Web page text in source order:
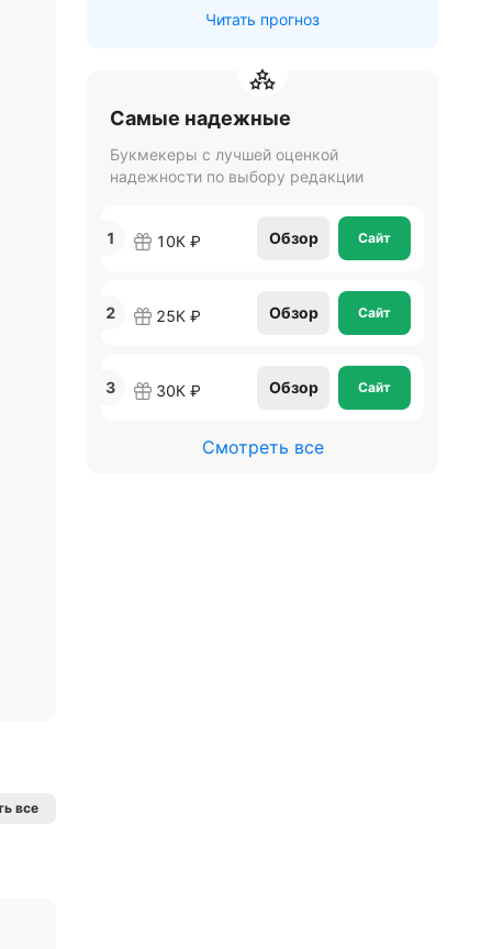
все
Читать прогноз
Самые надежные
Букмекеры с лучшей оценкой
надежности по выбору редакции
1 10К ₽ Обзор Сайт
2 25К ₽ Обзор Сайт
3 30К ₽ Обзор Сайт
Смотреть все